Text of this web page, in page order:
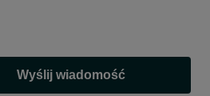
Wyślij wiadomość